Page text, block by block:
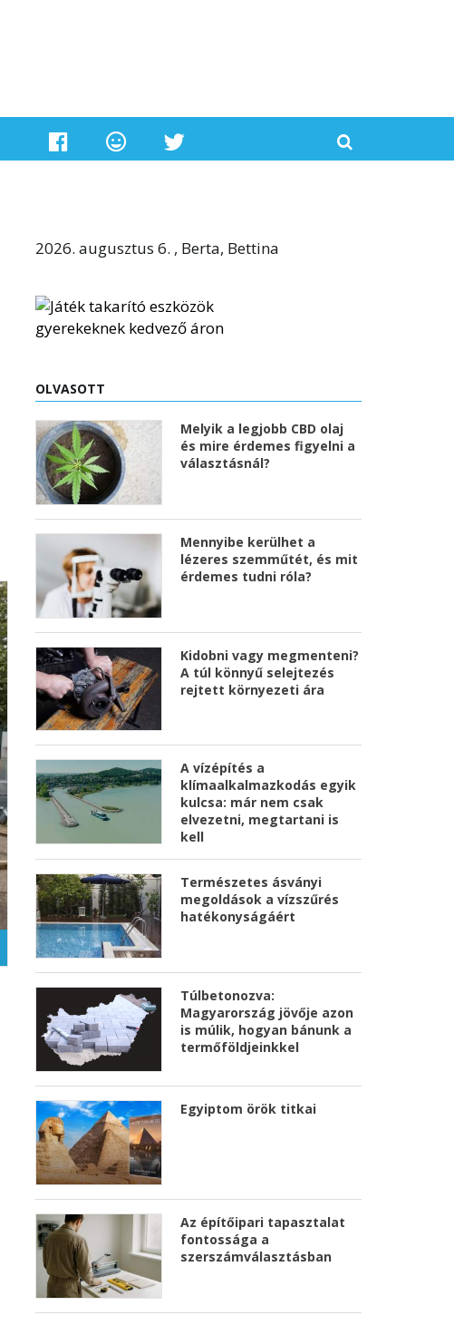
2026. augusztus 6. , Berta, Bettina
OLVASOTT
Melyik a legjobb CBD olaj
és mire érdemes figyelni a
választásnál?
Mennyibe kerülhet a
lézeres szemműtét, és mit
érdemes tudni róla?
Kidobni vagy megmenteni?
A túl könnyű selejtezés
rejtett környezeti ára
A vízépítés a
klímaalkalmazkodás egyik
kulcsa: már nem csak
elvezetni, megtartani is
kell
Természetes ásványi
megoldások a vízszűrés
hatékonyságáért
Túlbetonozva:
Magyarország jövője azon
is múlik, hogyan bánunk a
termőföldjeinkkel
Egyiptom örök titkai
Az építőipari tapasztalat
fontossága a
szerszámválasztásban